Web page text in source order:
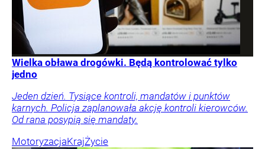
Wielka obława drogówki. Będą kontrolować tylko
jedno
Jeden dzień. Tysiące kontroli, mandatów i punktów
karnych. Policja zaplanowała akcję kontroli kierowców.
Od rana posypią się mandaty.
MotoryzacjaKrajŻycie